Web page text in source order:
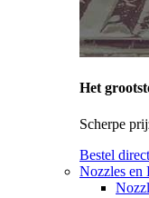
Het
Scherpe
Bestel
Nozzles en